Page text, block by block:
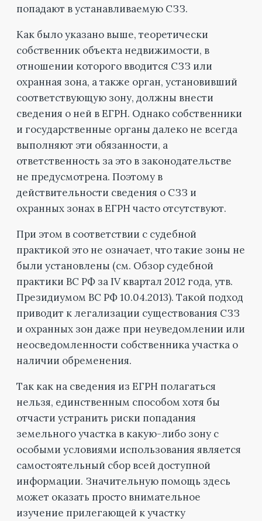
попадают в устанавливаемую СЗЗ.
Как было указано выше, теоретически
собственник объекта недвижимости, в
отношении которого вводится СЗЗ или
охранная зона, а также орган, установивший
соответствующую зону, должны внести
сведения о ней в ЕГРН. Однако собственники
и государственные органы далеко не всегда
выполняют эти обязанности, а
ответственность за это в законодательстве
не предусмотрена. Поэтому в
действительности сведения о СЗЗ и
охранных зонах в ЕГРН часто отсутствуют.
При этом в соответствии с судебной
практикой это не означает, что такие зоны не
были установлены (см. Обзор судебной
практики ВС РФ за IV квартал 2012 года, утв.
Президиумом ВС РФ 10.04.2013). Такой подход
приводит к легализации существования СЗЗ
и охранных зон даже при неуведомлении или
неосведомленности собственника участка о
наличии обременения.
Так как на сведения из ЕГРН полагаться
нельзя, единственным способом хотя бы
отчасти устранить риски попадания
земельного участка в какую-либо зону с
особыми условиями использования является
самостоятельный сбор всей доступной
информации. Значительную помощь здесь
может оказать просто внимательное
изучение прилегающей к участку